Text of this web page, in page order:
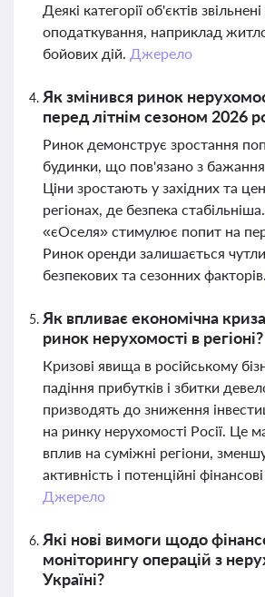
Деякі категорії об'єктів звільнені
оподаткування, наприклад
бойових дій. Джерело
Як змінився ринок
перед літнім сезоном 2026
Ринок демонструє зростання
будинки, що пов'язано з
Ціни зростають у західних та
регіонах, де безпека
«єОселя» стимулює попит на
Ринок оренди залишається
безпекових та сезонних факторів.
Як впливає економічна криза
ринок нерухомості в регіоні?
Кризові явища в російському
падіння прибутків і збитки
призводять до зниження
на ринку нерухомості Росії. Це
вплив на суміжні регіони,
активність і потенційні
Джерело
Які нові вимоги щодо
моніторингу операцій з
Україні?